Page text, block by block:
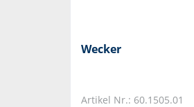
Wecker
Artikel Nr.: 60.1505.01